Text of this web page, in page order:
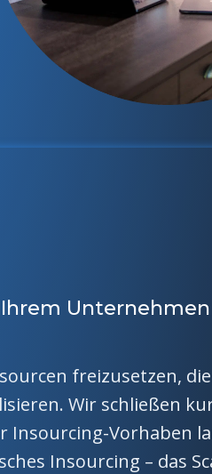
freizusetzen, die
Wir schließen
Vorhaben
Insourcing – das